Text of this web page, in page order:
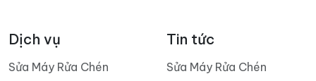
Dịch vụ
Sửa Máy Rửa Chén
Tin tức
Sửa Máy Rửa Chén